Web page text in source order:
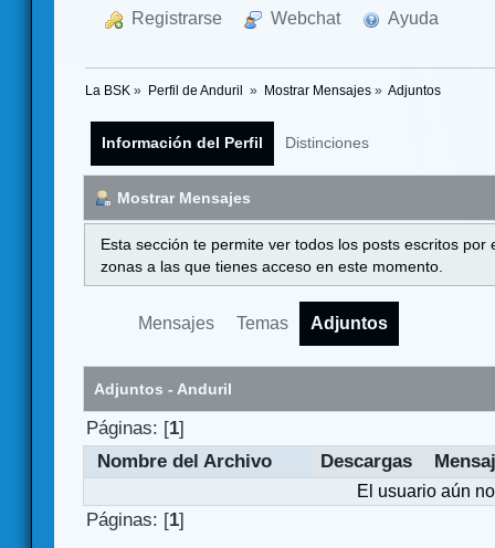
Registrarse Webchat Ayuda
La BSK » Perfil de Anduril » Mostrar Mensajes» Adjuntos
Información del Perfil Distinciones
Mostrar Mensajes
Esta sección te permite ver todos los posts escritos
zonas a las que tienes acceso en este momento.
Mensajes Temas Adjuntos
Adjuntos - Anduril
Páginas: [1]
Nombre del Archivo
Descargas
El usuario aún
Páginas: [1]